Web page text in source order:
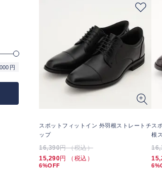
スポットフィットイン 外羽根ストレートチ
ップ
16,390円 （税込）
15,290円 （税込）
6%OFF
ス
根
円